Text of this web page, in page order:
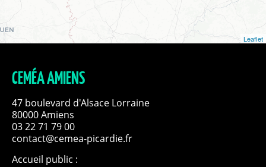
Leaflet
CEMÉA AMIENS
47 boulevard d'Alsace Lorraine
80000 Amiens
03 22 71 79 00
contact@cemea-picardie.fr
Accueil public :